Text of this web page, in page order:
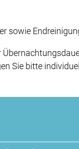
sowie
Sie bitte